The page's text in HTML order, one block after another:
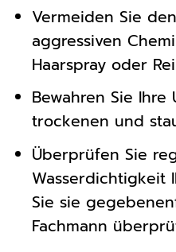
Vermeiden Sie
aggressiven
Haarspray oder
Bewahren Sie Ihre
trockenen und
Überprüfen Sie
Wasserdichtigkeit
Sie sie
Fachmann